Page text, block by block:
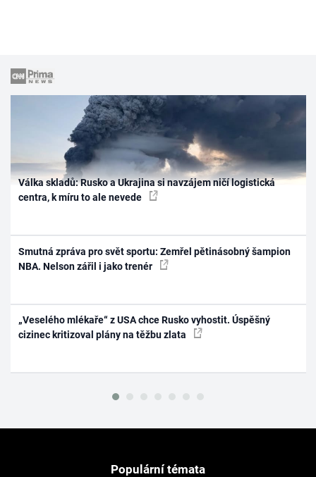
Válka skladů: Rusko a Ukrajina si navzájem ničí logistická
centra, k míru to ale nevede
Smutná zpráva pro svět sportu: Zemřel pětinásobný šampion
NBA. Nelson zářil i jako trenér
„Veselého mlékaře“ z USA chce Rusko vyhostit. Úspěšný
cizinec kritizoval plány na těžbu zlata
Populární témata